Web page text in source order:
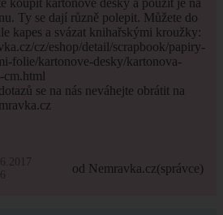
koupit kartonové desky a použít je na
Ty se dají různě polepit. Můžete do
kapes a svázat knihařskými kroužky:
cz/eshop/detail/scrapbook/papiry-
folie/kartonove-desky/kartonova-
cm.html
se na nás neváhejte obrátit na
od Nemravka.cz(správce)